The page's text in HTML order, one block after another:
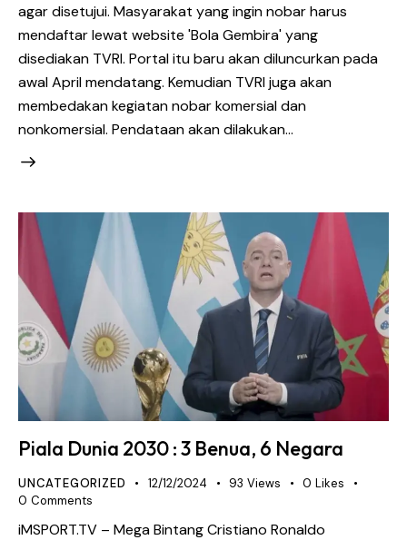
agar disetujui. Masyarakat yang ingin nobar harus
mendaftar lewat website 'Bola Gembira' yang
disediakan TVRI. Portal itu baru akan diluncurkan pada
awal April mendatang. Kemudian TVRI juga akan
membedakan kegiatan nobar komersial dan
nonkomersial. Pendataan akan dilakukan…
Piala Dunia 2030 : 3 Benua, 6 Negara
UNCATEGORIZED 12/12/2024 93 Views 0 Likes
0 Comments
iMSPORT.TV – Mega Bintang Cristiano Ronaldo